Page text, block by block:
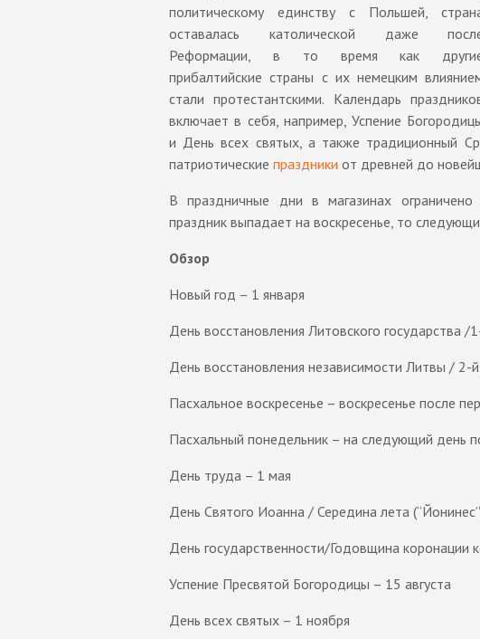
политическому единству с Польшей,
оставалась католической даже
Реформации, в то время как
прибалтийские страны с их немецким
стали протестантскими. Календарь
включает в себя, например, Успение
и День всех святых, а также традиционный
патриотические праздники от древней до
В праздничные дни в магазинах ограничено
праздник выпадает на воскресенье, то
Обзор
Новый год – 1 января
День восстановления Литовского государства
День восстановления независимости Литвы /
Пасхальное воскресенье – воскресенье после
Пасхальный понедельник – на следующий день
День труда – 1 мая
День Святого Иоанна / Середина лета
День государственности/Годовщина коронации
Успение Пресвятой Богородицы – 15 августа
День всех святых – 1 ноября